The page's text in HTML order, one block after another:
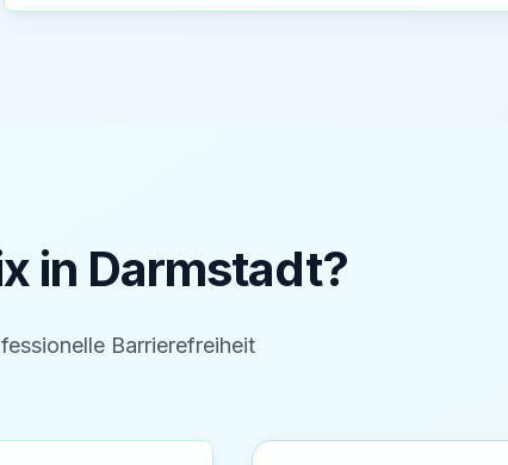
in Darmstadt?
Barrierefreiheit